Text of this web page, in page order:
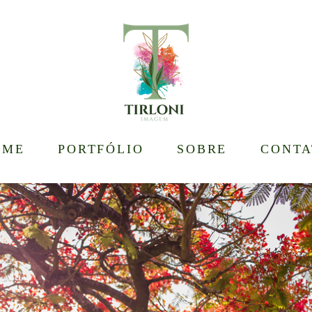
PORTFÓLIO SOBRE